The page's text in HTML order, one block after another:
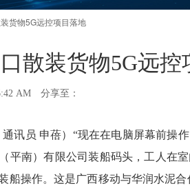
货物5G远控项目落地
散装货物5G远控
AM 分享至：
讯员 申蓓）“现在在电脑屏幕前操
平南）有限公司装船码头，工人在
船操作。这是广西移动与华润水泥合